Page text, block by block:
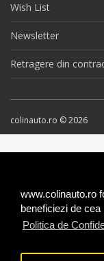
www.colinauto.ro
beneficiezi de
Politica de
Wish List
Newsletter
Retragere din
colinauto.ro © 2026